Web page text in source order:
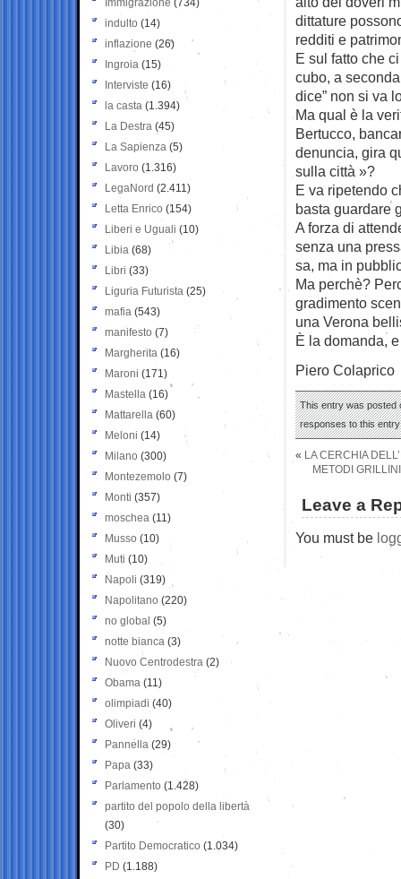
dittature
redditi e
E sul fatto che
cubo, a
dice” non si va
Ma qual è la
Bertucco,
denuncia, gira
sulla città »?
E va ripetendo
basta guardare
A forza di
senza una
sa, ma in
Ma perchè?
gradimento
una Verona
È la domanda,
Piero Colaprico
This entry was posted
responses to this
« LA CERCHIA
METODI
Leave a
You must be
Immigrazione (734)
indulto (14)
inflazione (26)
Ingroia (15)
Interviste (16)
la casta (1.394)
La Destra (45)
La Sapienza (5)
Lavoro (1.316)
LegaNord (2.411)
Letta Enrico (154)
Liberi e Uguali (10)
Libia (68)
Libri (33)
Liguria Futurista (25)
mafia (543)
manifesto (7)
Margherita (16)
Maroni (171)
Mastella (16)
Mattarella (60)
Meloni (14)
Milano (300)
Montezemolo (7)
Monti (357)
moschea (11)
Musso (10)
Muti (10)
Napoli (319)
Napolitano (220)
no global (5)
notte bianca (3)
Nuovo Centrodestra (2)
Obama (11)
olimpiadi (40)
Oliveri (4)
Pannella (29)
Papa (33)
Parlamento (1.428)
partito del popolo della libertà
(30)
Partito Democratico (1.034)
PD (1.188)